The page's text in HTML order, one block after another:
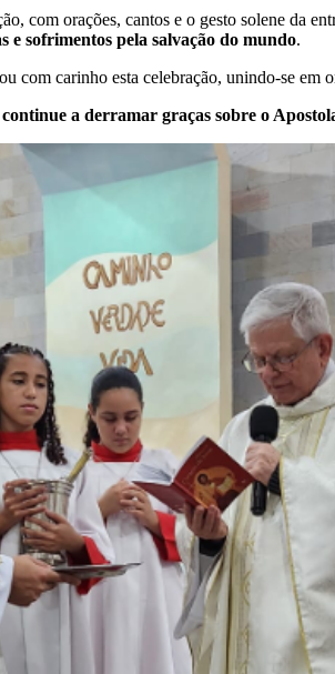
com orações, cantos e o gesto solene da
e sofrimentos pela salvação do mundo.
com carinho esta celebração, unindo-se em
a derramar graças sobre o